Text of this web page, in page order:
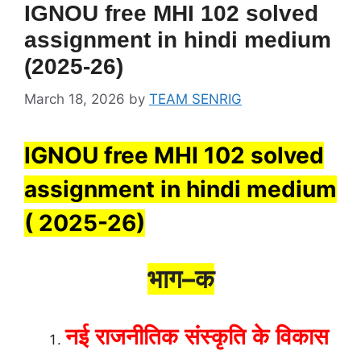
IGNOU free MHI 102 solved
assignment in hindi medium
(2025-26)
March 18, 2026 by TEAM SENRIG
IGNOU free MHI 102 solved
assignment in hindi medium
( 2025-26)
भाग–क
नई राजनीतिक संस्कृति के विकास